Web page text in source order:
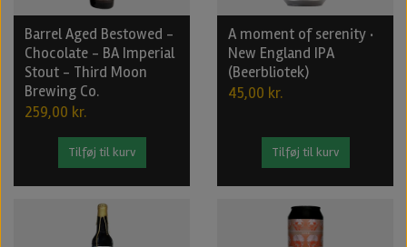
Barrel Aged Bestowed -
Chocolate - BA Imperial
Stout - Third Moon
Brewing Co.
259,00 kr.
Tilføj til kurv
A moment of serenity ·
New England IPA
(Beerbliotek)
45,00 kr.
Tilføj til kurv